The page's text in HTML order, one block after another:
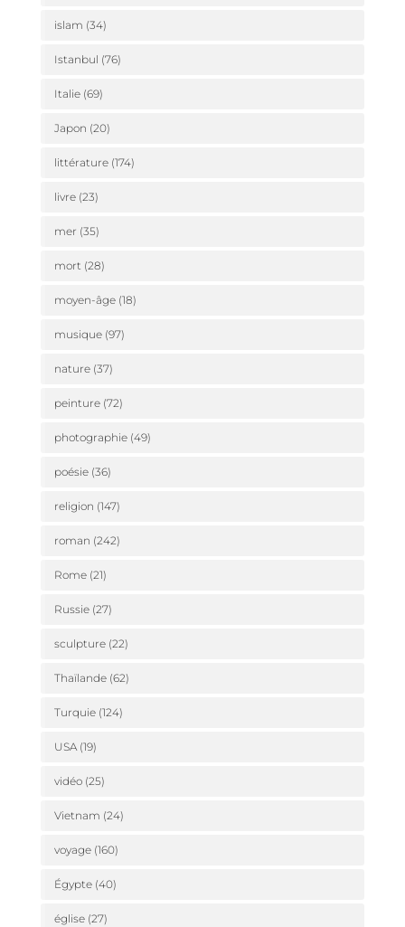
islam (34)
Istanbul (76)
Italie(69)
Japon (20)
littérature(174)
livre(23)
mer (35)
mort(28)
moyen-âge(18)
musique(97)
nature(37)
peinture(72)
photographie(49)
poésie(36)
religion (147)
roman (242)
Rome(21)
Russie(27)
sculpture(22)
Thaïlande(62)
Turquie(124)
USA(19)
vidéo(25)
Vietnam (24)
voyage(160)
Égypte(40)
église(27)